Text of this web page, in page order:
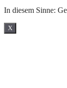
In diesem Sinne:
X